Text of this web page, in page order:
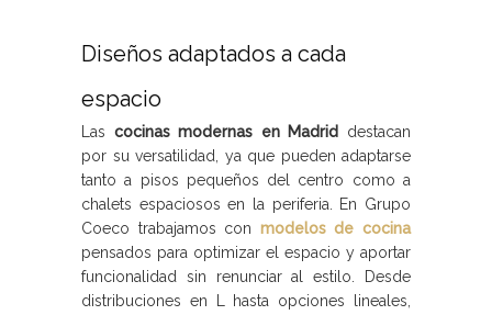
Diseños adaptados a cada
espacio
Las cocinas modernas en Madrid
destacan
por su versatilidad, ya que pueden adaptarse
tanto a pisos pequeños del centro como a
chalets espaciosos en la periferia. En Grupo
Coeco trabajamos con modelos de cocina
pensados para optimizar el espacio y aportar
funcionalidad sin renunciar al estilo. Desde
distribuciones en L hasta opciones lineales,